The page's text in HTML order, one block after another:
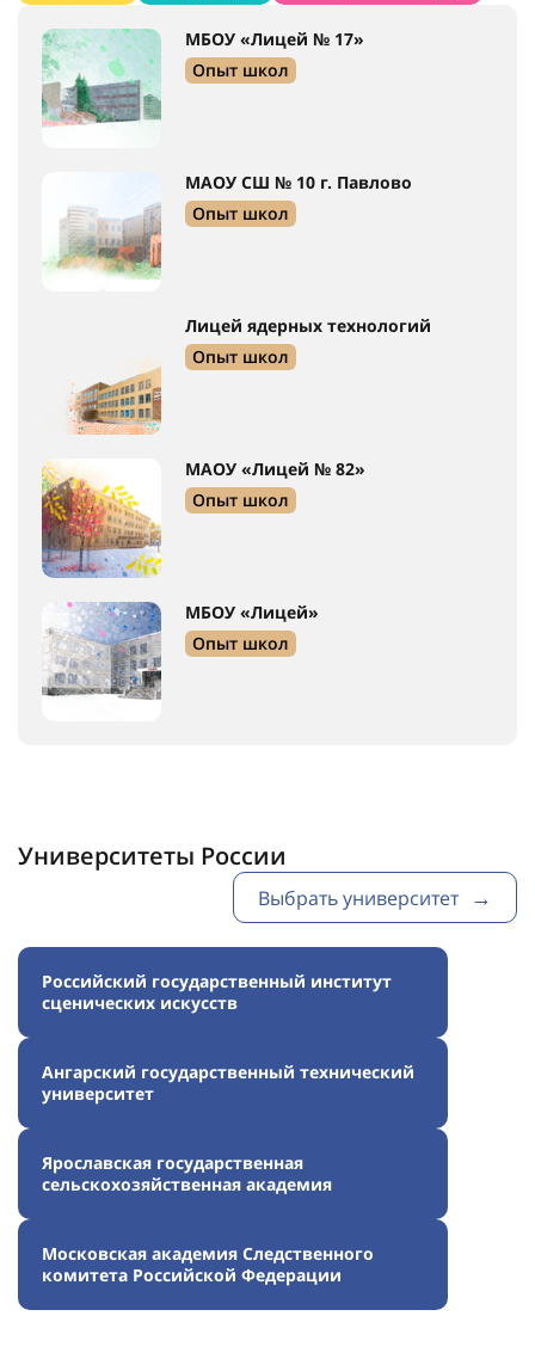
МБОУ «Лицей № 17»
Опыт школ
МАОУ СШ № 10 г. Павлово
Опыт школ
Лицей ядерных технологий
Опыт школ
МАОУ «Лицей № 82»
Опыт школ
МБОУ «Лицей»
Опыт школ
Университеты России
Выбрать университет
Российский государственный институт
сценических искусств
Ангарский государственный технический
университет
Ярославская государственная
сельскохозяйственная академия
Московская академия Следственного
комитета Российской Федерации